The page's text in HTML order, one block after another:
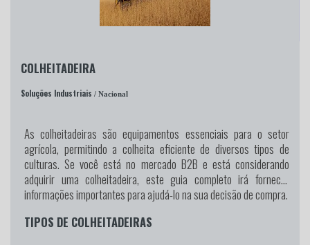
COLHEITADEIRA
Soluções Industriais / Nacional
As colheitadeiras são equipamentos essenciais para o setor
agrícola, permitindo a colheita eficiente de diversos tipos de
culturas. Se você está no mercado B2B e está considerando
adquirir uma colheitadeira, este guia completo irá fornecer
informações importantes para ajudá-lo na sua decisão de compra.
TIPOS DE COLHEITADEIRAS